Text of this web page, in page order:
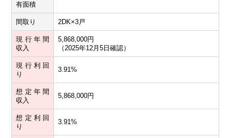
有面積
間取り 2DK×3戸
現行年間
収入
5,868,000円
（2025年12月5日確認）
現行利回
り
3.91%
想定年間
収入
5,868,000円
想定利回
り
3.91%